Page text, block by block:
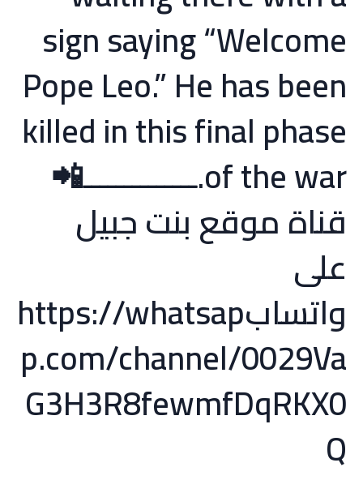
sign saying “Welcome
Pope Leo.” He has been
killed in this final phase
of the war.ــــــــــــــ📲
قناة موقع بنت جبيل
على
واتسابhttps://whatsap
p.com/channel/0029Va
G3H3R8fewmfDqRKX0
Q